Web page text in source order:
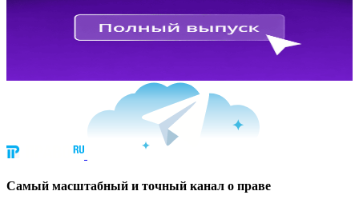
Cамый масштабный и точный канал о праве